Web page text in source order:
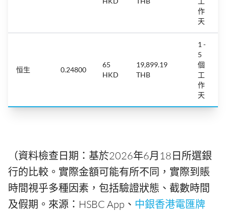
作
天
恒生 0.24800
65
HKD
19,899.19
THB
1 -
5
個
工
作
天
（資料檢查日期：基於2026年6月18日所選銀
行的比較。實際金額可能有所不同，實際到賬
時間視乎多種因素，包括驗證狀態、截數時間
及假期。來源：HSBC App、 中銀香港電匯牌